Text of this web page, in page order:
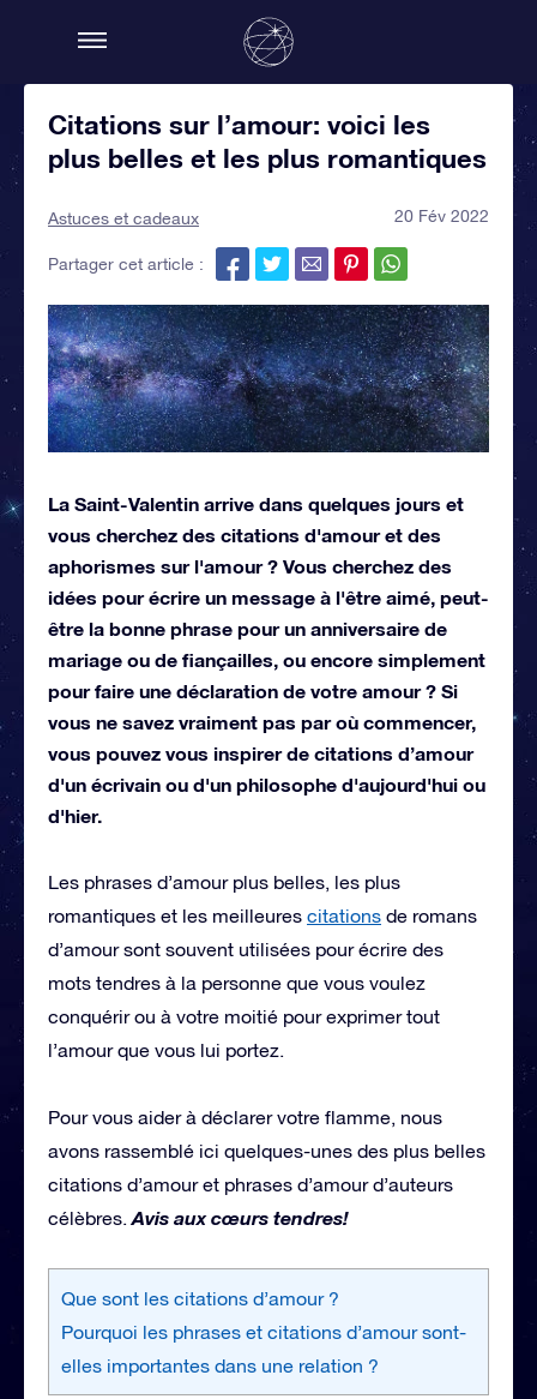
Citations sur l’amour: voici les
plus belles et les plus romantiques
Astuces et cadeaux 20 Fév 2022
Partager cet article :
La Saint-Valentin arrive dans quelques jours et
vous cherchez des citations d'amour et des
aphorismes sur l'amour ? Vous cherchez des
idées pour écrire un message à l'être aimé, peut-
être la bonne phrase pour un anniversaire de
mariage ou de fiançailles, ou encore simplement
pour faire une déclaration de votre amour ? Si
vous ne savez vraiment pas par où commencer,
vous pouvez vous inspirer de citations d’amour
d'un écrivain ou d'un philosophe d'aujourd'hui ou
d'hier.
Les phrases d’amour plus belles, les plus
romantiques et les meilleures citations de romans
d’amour sont souvent utilisées pour écrire des
mots tendres à la personne que vous voulez
conquérir ou à votre moitié pour exprimer tout
l’amour que vous lui portez.
Pour vous aider à déclarer votre flamme, nous
avons rassemblé ici quelques-unes des plus belles
citations d’amour et phrases d’amour d’auteurs
célèbres.Avis aux cœurs tendres!
Que sont les citations d’amour ?
Pourquoi les phrases et citations d’amour sont-
elles importantes dans une relation ?